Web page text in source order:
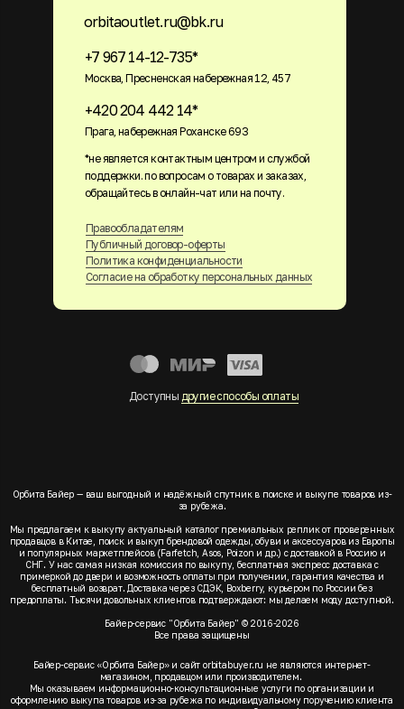
+7 967 14-12-735*
Москва, Пресненская набережная 12, 457
+420 204 442 14*
Прага, набережная Роханске 693
orbitaoutlet.ru@bk.ru
Правообладателям
Публичный договор-оферты
Политика конфиденциальности
Согласие на обработку персональных данных
Доступны другие способы оплаты
*не является контактным центром и службой
поддержки. по вопросам о товарах и заказах,
обращайтесь в онлайн-чат или на почту.
Орбита Байер — ваш выгодный и надёжный спутник в поиске и выкупе товаров из-
за рубежа.
Мы предлагаем к выкупу актуальный каталог премиальных реплик от проверенных
продавцов в Китае, поиск и выкуп брендовой одежды, обуви и аксессуаров из Европы
и популярных маркетплейсов (Farfetch, Asos, Poizon и др.) с доставкой в Россию и
СНГ. У нас самая низкая комиссия по выкупу, бесплатная экспресс доставка с
примеркой до двери и возможность оплаты при получении, гарантия качества и
бесплатный возврат. Доставка через СДЭК, Boxberry, курьером по России без
предоплаты. Тысячи довольных клиентов подтверждают: мы делаем моду доступной.
Байер-сервис "Орбита Байер" © 2016-2026
Все права защищены
Байер-сервис «Орбита Байер» и сайт orbitabuyer.ru не являются интернет-
магазином, продавцом или производителем.
Мы оказываем информационно-консультационные услуги по организации и
оформлению выкупа товаров из-за рубежа по индивидуальному поручению клиента